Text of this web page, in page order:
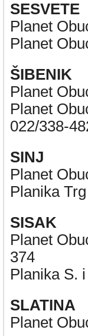
SESVETE
Planet
Planet
ŠIBENIK
Planet
Planet
022/338-
SINJ
Planet
Planika
SISAK
Planet
374
Planika S.
SLATINA
Planet